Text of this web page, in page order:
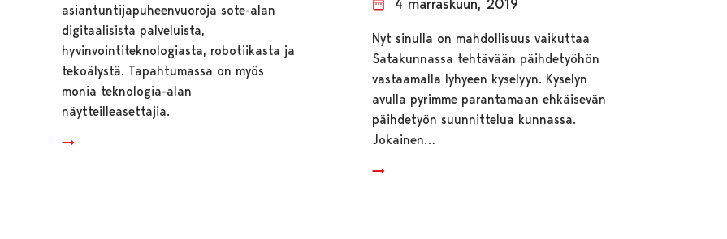
asiantuntijapuheenvuoroja sote-alan
digitaalisista palveluista,
hyvinvointiteknologiasta, robotiikasta ja
tekoälystä. Tapahtumassa on myös
monia teknologia-alan
näytteilleasettajia.
4 marraskuun, 2019
Nyt sinulla on mahdollisuus vaikuttaa
Satakunnassa tehtävään päihdetyöhön
vastaamalla lyhyeen kyselyyn. Kyselyn
avulla pyrimme parantamaan ehkäisevän
päihdetyön suunnittelua kunnassa.
Jokainen…